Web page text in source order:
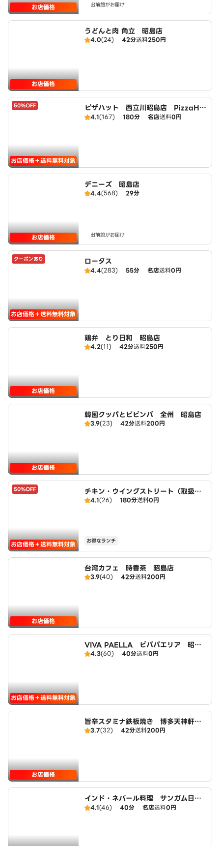
お店価格 出前館がお届け
お店価格
うどんと肉 角立 昭島店
4.0(24) 42分送料250円
50%OFF
お店価格＋送料無料対象
ピザハット 西立川昭島店 PizzaHu
t 4.1(167) 180分 名店送料0円
お店価格
デニーズ 昭島店
4.4(568) 29分
出前館がお届け
クーポンあり
お店価格＋送料無料対象
ロータス
4.4(283) 55分 名店送料0円
お店価格
鶏弁 とり日和 昭島店
4.2(11) 42分送料250円
お店価格
韓国クッパとビビンバ 全州 昭島店
3.9(23) 42分送料200円
50%OFF
お店価格＋送料無料対象
チキン・ウイングストリート（取扱：
ピザハット西立川昭島店）
4.1(26) 180分送料0円
お得なランチ
お店価格
台湾カフェ 時香茶 昭島店
3.9(40) 42分送料200円
お店価格＋送料無料対象
VIVA PAELLA ビバパエリア 昭島
店4.3(60) 40分送料0円
お店価格
旨辛スタミナ鉄板焼き 博多天神軒
昭島店
3.7(32) 42分送料200円
インド・ネパール料理 サンガム日野
店 広域店 Indian＆Nepal Resta
4.1(46) 40分 名店送料0円